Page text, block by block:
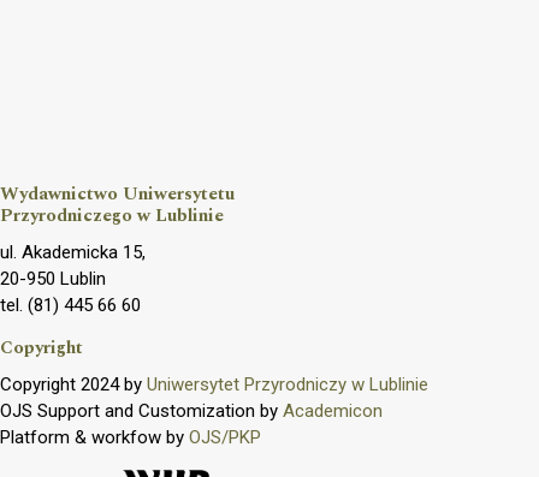
Wydawnictwo Uniwersytetu
Przyrodniczego w Lublinie
ul. Akademicka 15,
20-950 Lublin
tel. (81) 445 66 60
Copyright
Copyright 2024 by Uniwersytet Przyrodniczy w Lublinie
OJS Support and Customization by Academicon
Platform & workfow by OJS/PKP